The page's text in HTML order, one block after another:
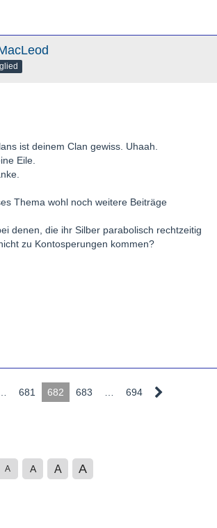
ist deinem Clan gewiss. Uhaah.
Eile.
Thema wohl noch weitere Beiträge
denen, die ihr Silber parabolisch rechtzeitig
zu Kontosperungen kommen?
681 682 683 694
A A A A